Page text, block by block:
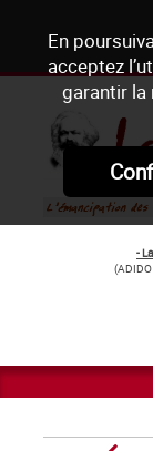
En
acceptez
garantir la
-